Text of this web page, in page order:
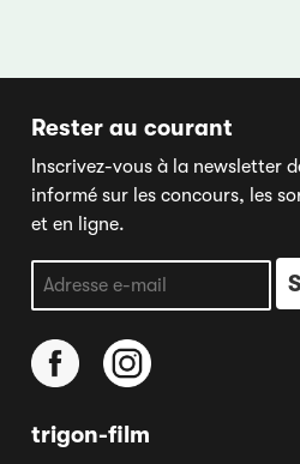
Rester au courant
Inscrivez-vous à la newsletter
informé sur les concours, les
et en ligne.
trigon-film